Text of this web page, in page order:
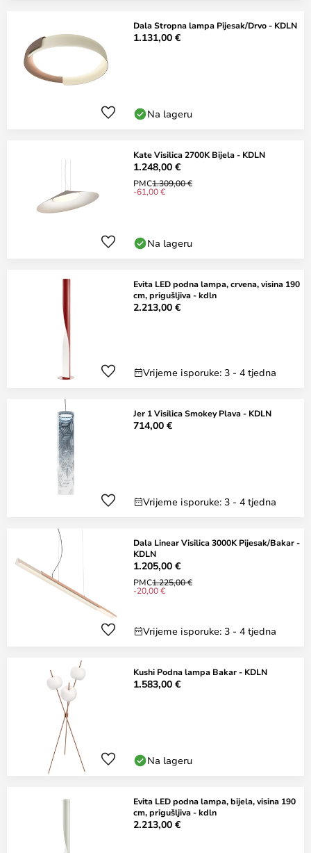
Dala Stropna lampa Pijesak/Drvo - KDLN
1.131,00 €
Na lageru
Kate Visilica 2700K Bijela - KDLN
1.248,00 €
PMC1.309,00 €
-61,00 €
Na lageru
Evita LED podna lampa, crvena, visina 190
cm, prigušljiva - kdln
2.213,00 €
Vrijeme isporuke: 3 - 4 tjedna
Jer 1 Visilica Smokey Plava - KDLN
714,00 €
Vrijeme isporuke: 3 - 4 tjedna
Dala Linear Visilica 3000K Pijesak/Bakar -
KDLN
1.205,00 €
PMC1.225,00 €
-20,00 €
Vrijeme isporuke: 3 - 4 tjedna
Kushi Podna lampa Bakar - KDLN
1.583,00 €
Na lageru
Evita LED podna lampa, bijela, visina 190
cm, prigušljiva - kdln
2.213,00 €